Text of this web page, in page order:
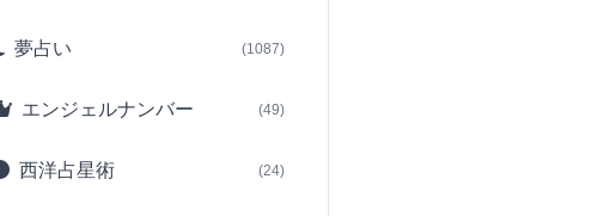
夢占い (1087)
エンジェルナンバー (49)
西洋占星術 (24)